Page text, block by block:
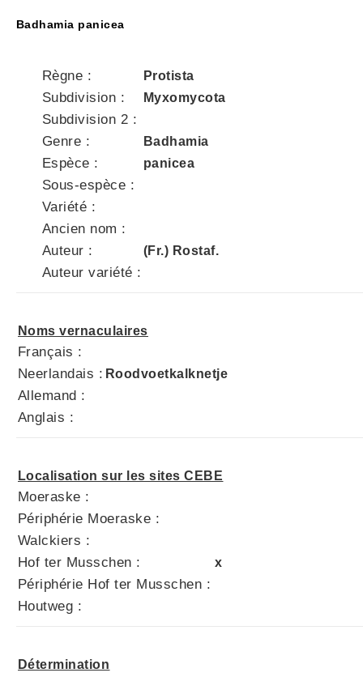
Badhamia panicea
Règne : Protista
Subdivision : Myxomycota
Subdivision 2 :
Genre :
Badhamia
Espèce : panicea
Sous-espèce :
Variété :
Ancien nom :
Auteur :
(Fr.) Rostaf.
Auteur variété :
Noms vernaculaires
Français :
Neerlandais : Roodvoetkalknetje
Allemand :
Anglais :
Localisation sur les sites CEBE
Moeraske :
Périphérie Moeraske :
Walckiers :
Hof ter Musschen :
x
Périphérie Hof ter Musschen :
Houtweg :
Détermination